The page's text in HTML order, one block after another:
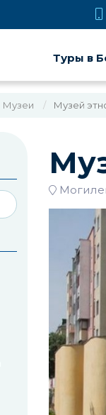
Туры в
Музеи Музей